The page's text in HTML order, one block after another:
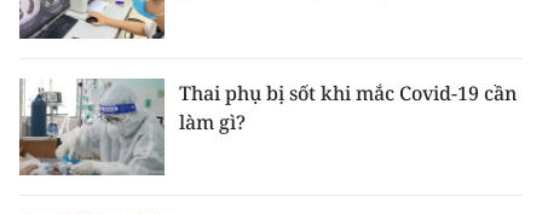
Thai phụ bị sốt khi mắc Covid-19 cần
làm gì?